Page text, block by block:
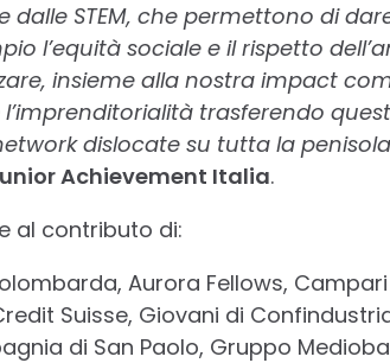
dalle STEM, che permettono di
l’equità sociale e il rispetto
insieme alla nostra impact
trasferendo
dislocate su tutta la penisola
Achievement Italia.
al contributo di:
Aurora Fellows, Campari
Suisse, Giovani di
di San Paolo, Gruppo